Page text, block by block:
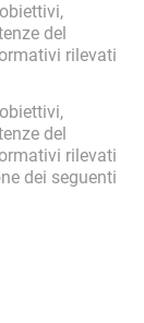
del
rilevati
del
rilevati
dei seguenti